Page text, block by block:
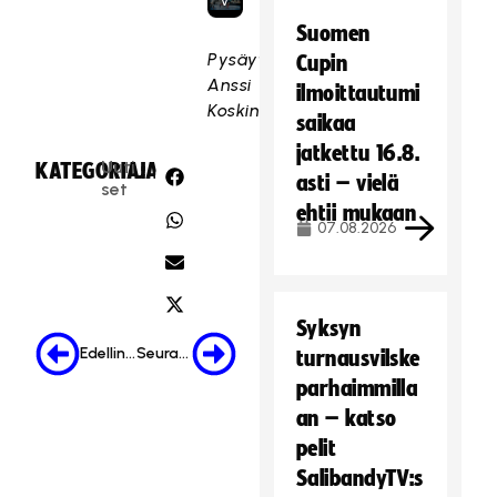
i
n
Pysäytyskuvat:
Anssi
Koskinen
KATEGORIA:
Uuti
set
JAA:
Edellinen Seuraava
Suomen
Cupin
ilmoittautumi
saikaa
jatkettu 16.8.
asti – vielä
ehtii mukaan
07.08.2026
Syksyn
turnausvilske
parhaimmilla
an – katso
pelit
SalibandyTV:s